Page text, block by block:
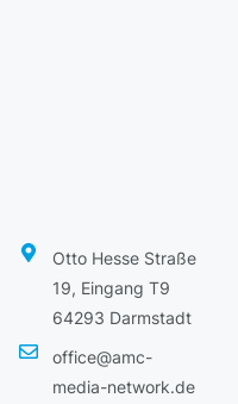
Otto Hesse Straße
19, Eingang T9
64293 Darmstadt
office@amc-
media-network.de